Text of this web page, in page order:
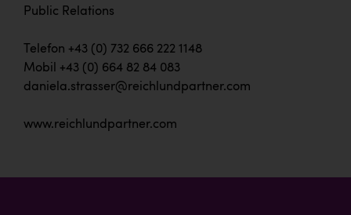
Public Relations
Telefon +43 (0) 732 666 222 1148
Mobil +43 (0) 664 82 84 083
daniela.strasser@reichlundpartner.com
www.reichlundpartner.com